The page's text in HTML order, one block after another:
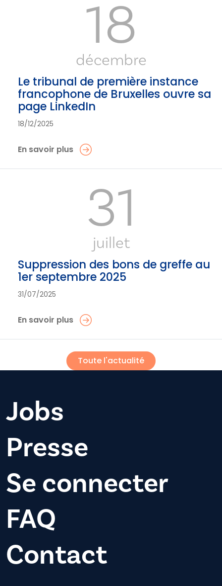
18
décembre
Le tribunal de première instance
francophone de Bruxelles ouvre sa
page LinkedIn
18/12/2025
En savoir plus
31
juillet
Suppression des bons de greffe au
1er septembre 2025
31/07/2025
En savoir plus
Toute l'actualité
Jobs
Presse
Se connecter
FAQ
Contact